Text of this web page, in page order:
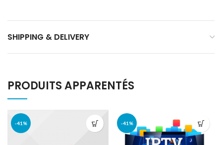
SHIPPING & DELIVERY
PRODUITS APPARENTÉS
-41% -41%